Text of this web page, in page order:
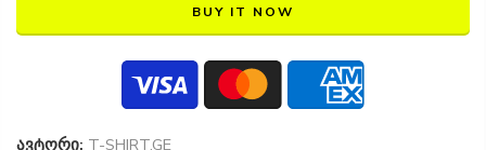
BUY IT NOW
ავტორი: T-SHIRT.GE